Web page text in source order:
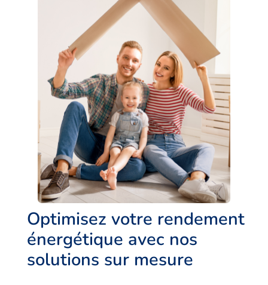
Optimisez votre rendement
énergétique avec nos
solutions sur mesure